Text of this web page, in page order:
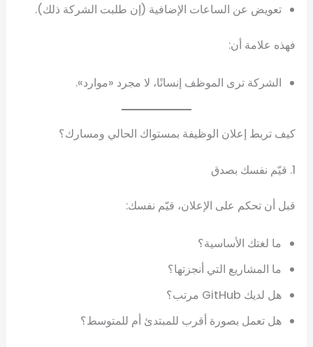
تعويض عن الساعات الإضافية (إن طلبت الشركة ذلك).
فهذه علامة أن:
الشركة ترى الموظف إنسانًا، لا مجرد «موارد».
كيف تربط إعلان الوظيفة بمستواك الحالي ومسارك؟
1. قيّم نفسك بصدق
قبل أن تحكم على الإعلان، قيّم نفسك:
ما لغتك الأساسية؟
ما المشاريع التي أنجزتها؟
هل لديك GitHub مرتب؟
هل تعمل بصورة أقرب للمبتدئ أم للمتوسط؟